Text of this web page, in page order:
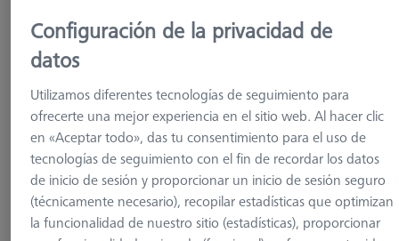
Configuración de la privacidad de
datos
Utilizamos diferentes tecnologías de seguimiento para
ofrecerte una mejor experiencia en el sitio web. Al hacer clic
en «Aceptar todo», das tu consentimiento para el uso de
tecnologías de seguimiento con el fin de recordar los datos
de inicio de sesión y proporcionar un inicio de sesión seguro
(técnicamente necesario), recopilar estadísticas que optimizan
la funcionalidad de nuestro sitio (estadísticas), proporcionar